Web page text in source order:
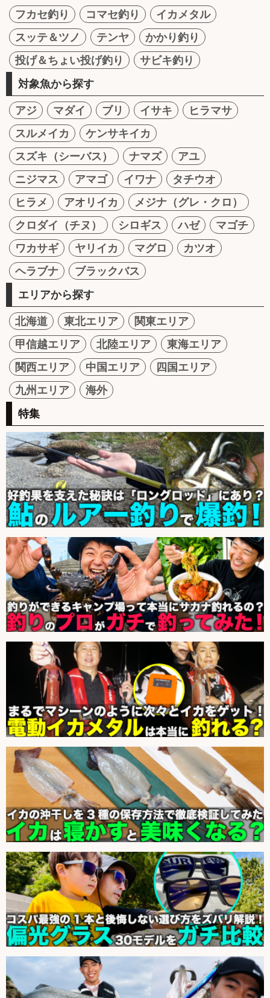
フカセ釣り コマセ釣り
イカメタル
スッテ＆ツノ
テンヤ
かかり釣り
投げ＆ちょい投げ釣り
サビキ釣り
対象魚から探す
アジ マダイ ブリ イサキ
ヒラマサ
スルメイカ
ケンサキイカ
スズキ（シーバス）
ナマズ
アユ
ニジマス
アマゴ イワナ
タチウオ
ヒラメ
アオリイカ
メジナ（グレ・クロ）
クロダイ（チヌ）
シロギス ハゼ
マゴチ
ワカサギ
ヤリイカ マグロ
カツオ
ヘラブナ
ブラックバス
エリアから探す
北海道 東北エリア
関東エリア
甲信越エリア
北陸エリア
東海エリア
関西エリア
中国エリア
四国エリア
九州エリア
海外
特集